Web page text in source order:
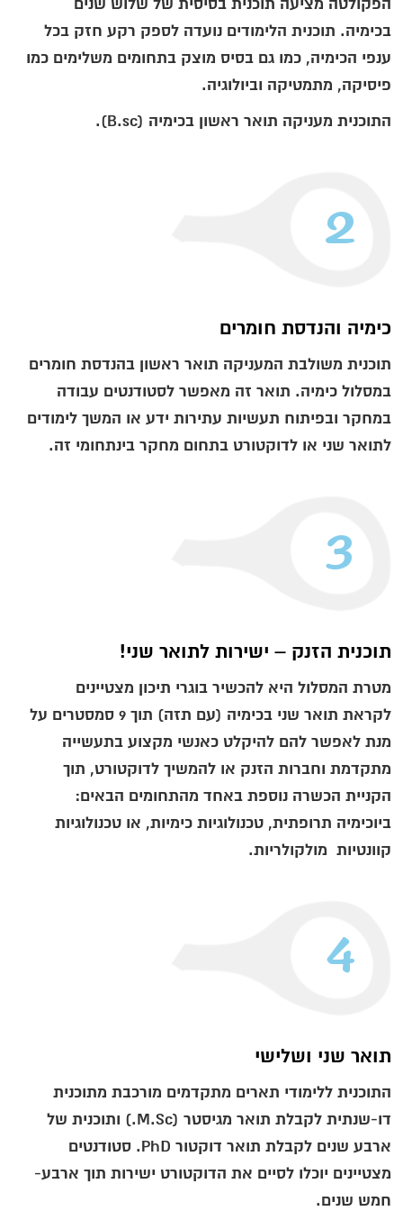
הפקולטה מציעה תוכנית בסיסית של שלוש שנים
בכימיה. תוכנית הלימודים נועדה לספק רקע חזק בכל
ענפי הכימיה, כמו גם בסיס מוצק בתחומים משלימים כמו
פיסיקה, מתמטיקה וביולוגיה.
התוכנית מעניקה תואר ראשון בכימיה (B.sc).
2
כימיה והנדסת חומרים
תוכנית משולבת המעניקה תואר ראשון בהנדסת חומרים
במסלול כימיה. תואר זה מאפשר לסטודנטים עבודה
במחקר ובפיתוח תעשיות עתירות ידע או המשך לימודים
לתואר שני או לדוקטורט בתחום מחקר בינתחומי זה.
3
תוכנית הזנק – ישירות לתואר שני!
מטרת המסלול היא להכשיר בוגרי תיכון מצטיינים
לקראת תואר שני בכימיה (עם תזה) תוך 9 סמסטרים על
מנת לאפשר להם להיקלט כאנשי מקצוע בתעשייה
מתקדמת וחברות הזנק או להמשיך לדוקטורט, תוך
הקניית הכשרה נוספת באחד מהתחומים הבאים:
ביוכימיה תרופתית, טכנולוגיות כימיות, או טכנולוגיות
קוונטיות מולקולריות.
4
תואר שני ושלישי
התוכנית ללימודי תארים מתקדמים מורכבת מתוכנית
דו-שנתית לקבלת תואר מגיסטר (M.Sc.) ותוכנית של
ארבע שנים לקבלת תואר דוקטור PhD. סטודנטים
מצטיינים יוכלו לסיים את הדוקטורט ישירות תוך ארבע-
חמש שנים.